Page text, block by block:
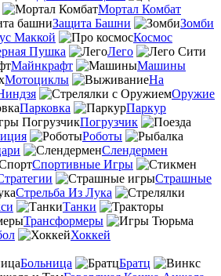
Мортал Комбат
Защита Башни
Зомби
Маккой
Космос
Пушка
Лего
Майнкрафт
Машины
Мотоциклы
На
Оружие
Парковка
Паркур
Погрузчик
Роботы
Слендермен
Спортивные Игры
Страшные
Стрельба Из Лука
Танки
Трансформеры
Хоккей
Больница
Братц